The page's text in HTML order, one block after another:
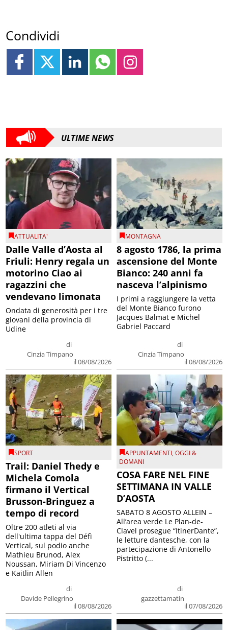
Condividi
ULTIME NEWS
ATTUALITA'
Dalle Valle d’Aosta al
Friuli: Henry regala un
motorino Ciao ai
ragazzini che
vendevano limonata
di
Cinzia Timpano
il 08/08/2026
Ondata di generosità per i tre
giovani della provincia di
Udine
MONTAGNA
8 agosto 1786, la prima
ascensione del Monte
Bianco: 240 anni fa
nasceva l’alpinismo
di
Cinzia Timpano
il 08/08/2026
I primi a raggiungere la vetta
del Monte Bianco furono
Jacques Balmat e Michel
Gabriel Paccard
SPORT
Trail: Daniel Thedy e
Michela Comola
firmano il Vertical
Brusson-Bringuez a
tempo di record
di
Davide Pellegrino
il 08/08/2026
Oltre 200 atleti al via
dell'ultima tappa del Défì
Vertical, sul podio anche
Mathieu Brunod, Alex
Noussan, Miriam Di Vincenzo
e Kaitlin Allen
APPUNTAMENTI,OGGI &
DOMANI
COSA FARE NEL FINE
SETTIMANA IN VALLE
D’AOSTA
di
gazzettamatin
il 07/08/2026
SABATO 8 AGOSTO ALLEIN –
All’area verde Le Plan-de-
Clavel prosegue “ItinerDante”,
le letture dantesche, con la
partecipazione di Antonello
Pistritto (...